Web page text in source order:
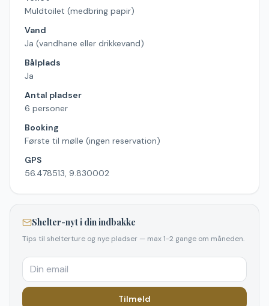
Muldtoilet (medbring papir)
Vand
Ja (vandhane eller drikkevand)
Bålplads
Ja
Antal pladser
6 personer
Booking
Første til mølle (ingen reservation)
GPS
56.478513, 9.830002
Shelter-nyt i din indbakke
Tips til shelterture og nye pladser — max 1-2 gange om måneden.
Tilmeld